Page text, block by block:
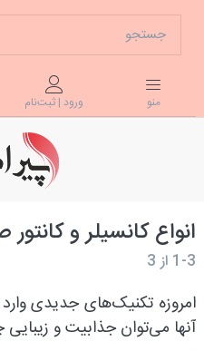
منو ورود | ثبت‌نام
انواع کانسیلر و
1-3 از3
امروزه تکنیک‌های جدیدی
آنها می‌توان جذابیت و زیبایی